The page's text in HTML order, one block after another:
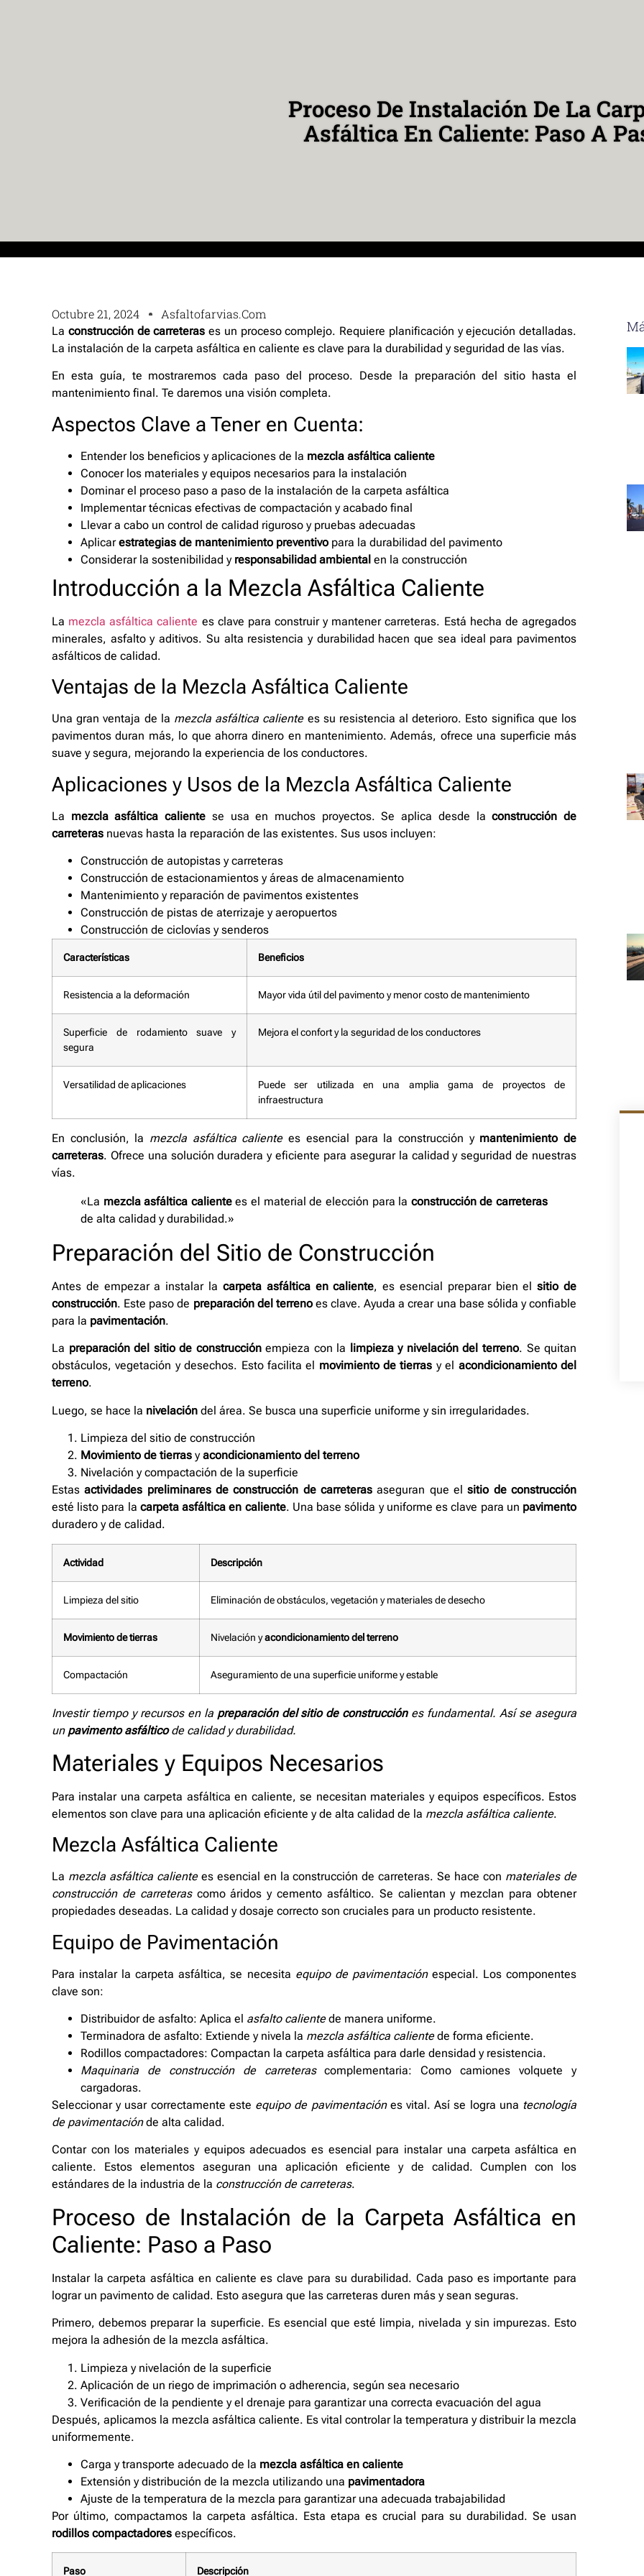
Proceso De Instalación De La
Asfáltica En Caliente: Paso A
Octubre 21, 2024 Asfaltofarvias.com
La construcción de carreteras es un proceso complejo. Requiere planificación y ejecución detalladas.
La instalación de la carpeta asfáltica en caliente es clave para la durabilidad y seguridad de las vías.
En esta guía, te mostraremos cada paso del proceso. Desde la preparación del sitio hasta el
mantenimiento final. Te daremos una visión completa.
Aspectos Clave a Tener en Cuenta:
Entender los beneficios y aplicaciones de la mezcla asfáltica caliente
Conocer los materiales y equipos necesarios para la instalación
Dominar el proceso paso a paso de la instalación de la carpeta asfáltica
Implementar técnicas efectivas de compactación y acabado final
Llevar a cabo un control de calidad riguroso y pruebas adecuadas
Aplicarestrategias de mantenimiento preventivo para la durabilidad del pavimento
Considerar la sostenibilidad y responsabilidad ambiental en la construcción
Introducción a la Mezcla Asfáltica Caliente
La mezcla asfáltica caliente es clave para construir y mantener carreteras. Está hecha de agregados
minerales, asfalto y aditivos. Su alta resistencia y durabilidad hacen que sea ideal para pavimentos
asfálticos de calidad.
Ventajas de la Mezcla Asfáltica Caliente
Una gran ventaja de la mezcla asfáltica calientees su resistencia al deterioro. Esto significa que los
pavimentos duran más, lo que ahorra dinero en mantenimiento. Además, ofrece una superficie más
suave y segura, mejorando la experiencia de los conductores.
Aplicaciones y Usos de la Mezcla Asfáltica Caliente
La mezcla asfáltica caliente se usa en muchos proyectos. Se aplica desde laconstrucción de
carreteras nuevas hasta la reparación de las existentes. Sus usos incluyen:
Construcción de autopistas y carreteras
Construcción de estacionamientos y áreas de almacenamiento
Mantenimiento y reparación de pavimentos existentes
Construcción de pistas de aterrizaje y aeropuertos
Construcción de ciclovías y senderos
Características Beneficios
Resistencia a la deformación Mayor vida útil del pavimento y menor costo de mantenimiento
Superficie de rodamiento suave y
segura
Mejora el confort y la seguridad de los conductores
Versatilidad de aplicaciones
Puede ser utilizada en una amplia gama de proyectos de
infraestructura
En conclusión, la mezcla asfáltica calientees esencial para la construcción y mantenimiento de
carreteras. Ofrece una solución duradera y eficiente para asegurar la calidad y seguridad de nuestras
vías.
«La mezcla asfáltica calientees el material de elección para la construcción de carreteras
de alta calidad y durabilidad.»
Preparación del Sitio de Construcción
Antes de empezar a instalar la carpeta asfáltica en caliente, es esencial preparar bien elsitio de
construcción. Este paso de preparación del terrenoes clave. Ayuda a crear una base sólida y confiable
para la pavimentación.
La preparación del sitio de construcciónempieza con la limpieza y nivelación del terreno. Se quitan
obstáculos, vegetación y desechos. Esto facilita el movimiento de tierras y el acondicionamiento del
terreno.
Luego, se hace la nivelación del área. Se busca una superficie uniforme y sin irregularidades.
Limpieza del sitio de construcción
Movimiento de tierras yacondicionamiento del terreno
Nivelación y compactación de la superficie
Estasactividades preliminares de construcción de carreteras aseguran que elsitio de construcción
esté listo para la carpeta asfáltica en caliente. Una base sólida y uniforme es clave para un pavimento
duradero y de calidad.
Actividad Descripción
Limpieza del sitio Eliminación de obstáculos, vegetación y materiales de desecho
Movimiento de tierras Nivelación yacondicionamiento del terreno
Compactación Aseguramiento de una superficie uniforme y estable
Investir tiempo y recursos en la preparación del sitio de construcciónes fundamental. Así se asegura
un pavimento asfálticode calidad y durabilidad.
Materiales y Equipos Necesarios
Para instalar una carpeta asfáltica en caliente, se necesitan materiales y equipos específicos. Estos
elementos son clave para una aplicación eficiente y de alta calidad de la mezcla asfáltica caliente.
Mezcla Asfáltica Caliente
La mezcla asfáltica calientees esencial en la construcción de carreteras. Se hace con materiales de
construcción de carreterascomo áridos y cemento asfáltico. Se calientan y mezclan para obtener
propiedades deseadas. La calidad y dosaje correcto son cruciales para un producto resistente.
Equipo de Pavimentación
Para instalar la carpeta asfáltica, se necesita equipo de pavimentaciónespecial. Los componentes
clave son:
Distribuidor de asfalto: Aplica el asfalto calientede manera uniforme.
Terminadora de asfalto: Extiende y nivela la mezcla asfáltica calientede forma eficiente.
Rodillos compactadores: Compactan la carpeta asfáltica para darle densidad y resistencia.
Maquinaria de construcción de carreterascomplementaria: Como camiones volquete y
cargadoras.
Seleccionar y usar correctamente este equipo de pavimentaciónes vital. Así se logra una tecnología
de pavimentaciónde alta calidad.
Contar con los materiales y equipos adecuados es esencial para instalar una carpeta asfáltica en
caliente. Estos elementos aseguran una aplicación eficiente y de calidad. Cumplen con los
estándares de la industria de la construcción de carreteras.
Proceso de Instalación de la Carpeta Asfáltica en
Caliente: Paso a Paso
Instalar la carpeta asfáltica en caliente es clave para su durabilidad. Cada paso es importante para
lograr un pavimento de calidad. Esto asegura que las carreteras duren más y sean seguras.
Primero, debemos preparar la superficie. Es esencial que esté limpia, nivelada y sin impurezas. Esto
mejora la adhesión de la mezcla asfáltica.
Limpieza y nivelación de la superficie
Aplicación de un riego de imprimación o adherencia, según sea necesario
Verificación de la pendiente y el drenaje para garantizar una correcta evacuación del agua
Después, aplicamos la mezcla asfáltica caliente. Es vital controlar la temperatura y distribuir la mezcla
uniformemente.
Carga y transporte adecuado de la mezcla asfáltica en caliente
Extensión y distribución de la mezcla utilizando una pavimentadora
Ajuste de la temperatura de la mezcla para garantizar una adecuada trabajabilidad
Por último, compactamos la carpeta asfáltica. Esta etapa es crucial para su durabilidad. Se usan
rodillos compactadores específicos.
Paso Descripción